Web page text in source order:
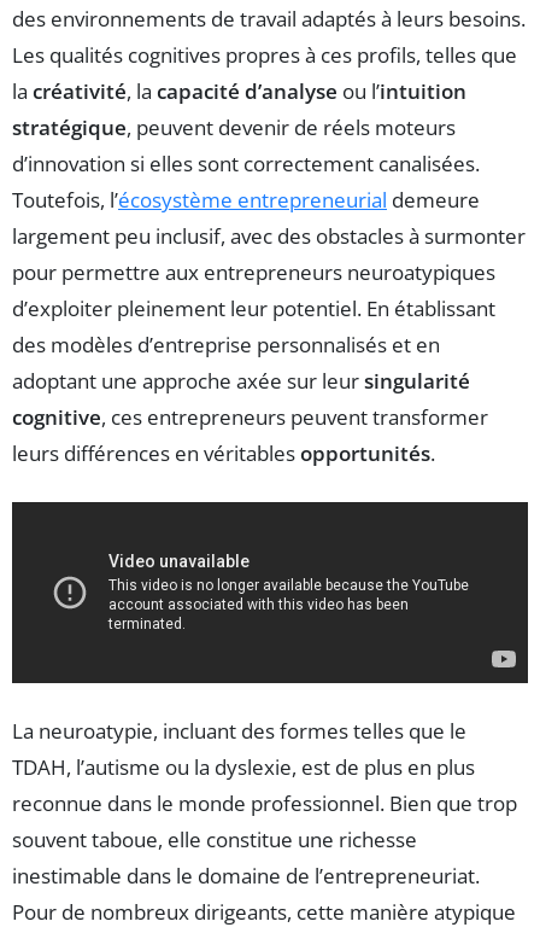
des environnements de travail adaptés à leurs besoins.
Les qualités cognitives propres à ces profils, telles que
la créativité, la capacité d’analyse ou l’intuition
stratégique, peuvent devenir de réels moteurs
d’innovation si elles sont correctement canalisées.
Toutefois, l’écosystème entrepreneurial demeure
largement peu inclusif, avec des obstacles à surmonter
pour permettre aux entrepreneurs neuroatypiques
d’exploiter pleinement leur potentiel. En établissant
des modèles d’entreprise personnalisés et en
adoptant une approche axée sur leursingularité
cognitive, ces entrepreneurs peuvent transformer
leurs différences en véritablesopportunités.
La neuroatypie, incluant des formes telles que le
TDAH, l’autisme ou la dyslexie, est de plus en plus
reconnue dans le monde professionnel. Bien que trop
souvent taboue, elle constitue une richesse
inestimable dans le domaine de l’entrepreneuriat.
Pour de nombreux dirigeants, cette manière atypique